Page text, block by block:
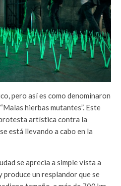
pero así es como denominaron
hierbas mutantes”. Este
artística contra la
está llevando a cabo en la
se aprecia a simple vista a
produce un resplandor que se